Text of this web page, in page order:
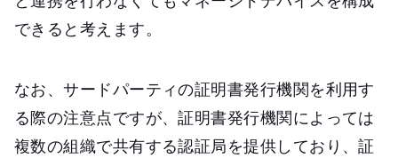
できると考えます。
なお、サードパーティの証明書発行機関を利用す
る際の注意点ですが、証明書発行機関によっては
複数の組織で共有する認証局を提供しており、証